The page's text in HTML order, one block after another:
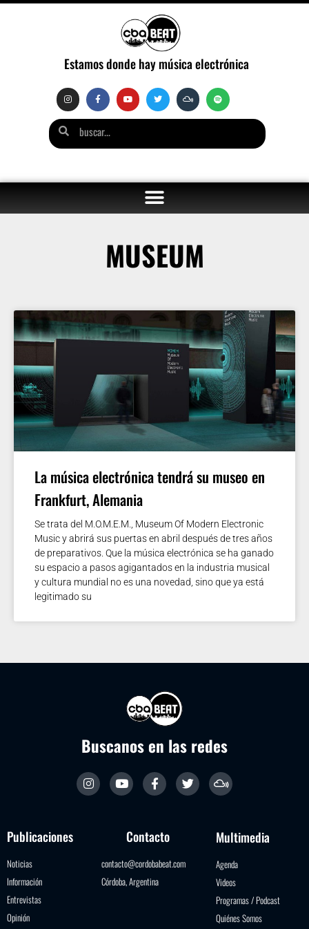
Estamos donde hay música electrónica
MUSEUM
La música electrónica tendrá su museo en
Frankfurt, Alemania
Se trata del M.O.M.E.M., Museum Of Modern Electronic
Music y abrirá sus puertas en abril después de tres años
de preparativos. Que la música electrónica se ha ganado
su espacio a pasos agigantados en la industria musical
y cultura mundial no es una novedad, sino que ya está
legitimado su
Buscanos en las redes
Publicaciones
Noticias
Información
Entrevistas
Opinión
Contacto
contacto@cordobabeat.com
Córdoba, Argentina
Multimedia
Agenda
Videos
Programas / Podcast
Quiénes Somos